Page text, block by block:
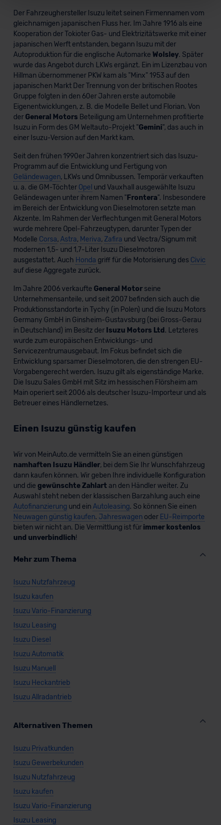
Für alle beschriebenen Technologien und Cookies gilt –
soweit keine detaillierteren Angaben erfolgen: Wir
beabsichtigen nicht, diese Daten an Empfänger
außerhalb der EU zu übermitteln oder dort verarbeiten zu
lassen. Soweit eine Übermittlung in ein Land außerhalb
der EU erfolgt, erfolgt dies ausschließlich auf der
Grundlage eines Angemessenheitsbeschlusses der EU-
Kommission (Art. 45 Abs. 1 DSGVO), von
Standarddatenschutzklauseln (Art. 46 Abs. 2 lit. c
DSGVO) oder wenn Sie hierzu Ihre Einwilligung freiwillig
erteilen. Nähere Informationen zu den bestehenden
Datenschutzklauseln können Sie über den Kontakt zu
unserem Datenschutzbeauftragten unter
datenschutz@meinauto.de anfordern.
Datenschutzerklärung |Impressum
Der Fahrzeughersteller Isuzu leitet seinen Firmennamen vom
gleichnamigen japanischen Fluss her. Im Jahre 1916 als eine
Kooperation der Tokioter Gas- und Elektrizitätswerke mit einer
japanischen Werft entstanden, begann Isuzu mit der
Autoproduktion für die englische Automarke Wolsley. Später
wurde das Angebot durch LKWs ergänzt. Ein im Lizenzbau von
Hillman übernommener PKW kam als "Minx" 1953 auf den
japanischen Markt Der Trennung von der britischen Rootes
Gruppe folgten in den 60er Jahren erste automobile
Eigenentwicklungen, z. B. die Modelle Bellet und Florian. Von
der General Motors Beteiligung am Unternehmen profitierte
Isuzu in Form des GM Weltauto-Projekt "Gemini", das auch in
einer Isuzu-Version auf den Markt kam.
Seit den frühen 1990er Jahren konzentriert sich das Isuzu-
Programm auf die Entwicklung und Fertigung von
Geländewagen, LKWs und Omnibussen. Temporär verkauften
u. a. die GM-Töchter Opel und Vauxhall ausgewählte Isuzu
Geländewagen unter ihrem Namen " Frontera". Insbesondere
im Bereich der Entwicklung von Dieselmotoren setzte man
Akzente. Im Rahmen der Verflechtungen mit General Motors
wurde mehrere Opel-Fahrzeugtypen, darunter Typen der
Modelle Corsa,Astra, Meriva, Zafira und Vectra/Signum mit
modernen 1,5- und 1,7-Liter Isuzu Dieselmotoren
ausgestattet. Auch Honda griff für die Motorisierung des Civic
auf diese Aggregate zurück.
Im Jahre 2006 verkaufte General Motorseine
Unternehmensanteile, und seit 2007 befinden sich auch die
Produktionsstandorte in Tychy (in Polen) und die Isuzu Motors
Germany GmbH in Ginsheim-Gustavsburg (bei Gross-Gerau
in Deutschland) im Besitz der Isuzu Motors Ltd . Letzteres
wurde zum europäischen Entwicklungs- und
Servicezentrumausgebaut. Im Fokus befindet sich die
Entwicklung sparsamer Dieselmotoren, die den strengen EU-
Vorgabengerecht werden. Isuzu gilt als eigenständige Marke.
Die Isuzu Sales GmbH mit Sitz im hessischen Flörsheim am
Main operiert seit 2006 als deutscher Isuzu-Importeur und als
Betreuer eines Händlernetzes.
Einen Isuzu günstig kaufen
Wir von MeinAuto.de vermitteln Sie an einen günstigen
namhaften Isuzu Händler, bei dem Sie Ihr Wunschfahrzeug
dann kaufen können. Wir geben Ihre individuelle Konfiguration
und die gewünschte Zahlart an den Händler weiter. Zu
Auswahl steht neben der klassischen Barzahlung auch eine
Autofinanzierung und einAutoleasing. So können Sie einen
Neuwagen günstig kaufen. Jahreswagenoder EU-Reimporte
bieten wir nicht an. Die Vermittlung ist für immer kostenlos
und unverbindlich!
Mehr zum Thema
Isuzu Nutzfahrzeug
Isuzu kaufen
Isuzu Vario-Finanzierung
Isuzu Leasing
Isuzu Diesel
Isuzu Automatik
Isuzu Manuell
Isuzu Heckantrieb
Isuzu Allradantrieb
Alternativen Themen
Isuzu Privatkunden
Isuzu Gewerbekunden
Isuzu Nutzfahrzeug
Isuzu kaufen
Isuzu Vario-Finanzierung
Isuzu Leasing